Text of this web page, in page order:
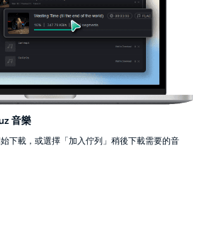
音樂
下載，或選擇「加入佇列」稍後下載需要的音